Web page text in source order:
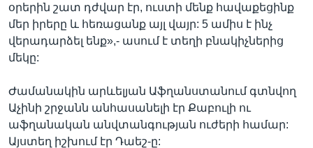
օրերին շատ դժվար էր, ուստի մենք հավաքեցինք
մեր իրերը և հեռացանք այլ վայր: 5 ամիս է ինչ
վերադարձել ենք»,- ասում է տեղի բնակիչներից
մեկը:
Ժամանակին արևելյան Աֆղանստանում գտնվող
Աչինի շրջանն անհասանելի էր Քաբուլի ու
աֆղանական անվտանգության ուժերի համար:
Այստեղ իշխում էր Դաեշ-ը: